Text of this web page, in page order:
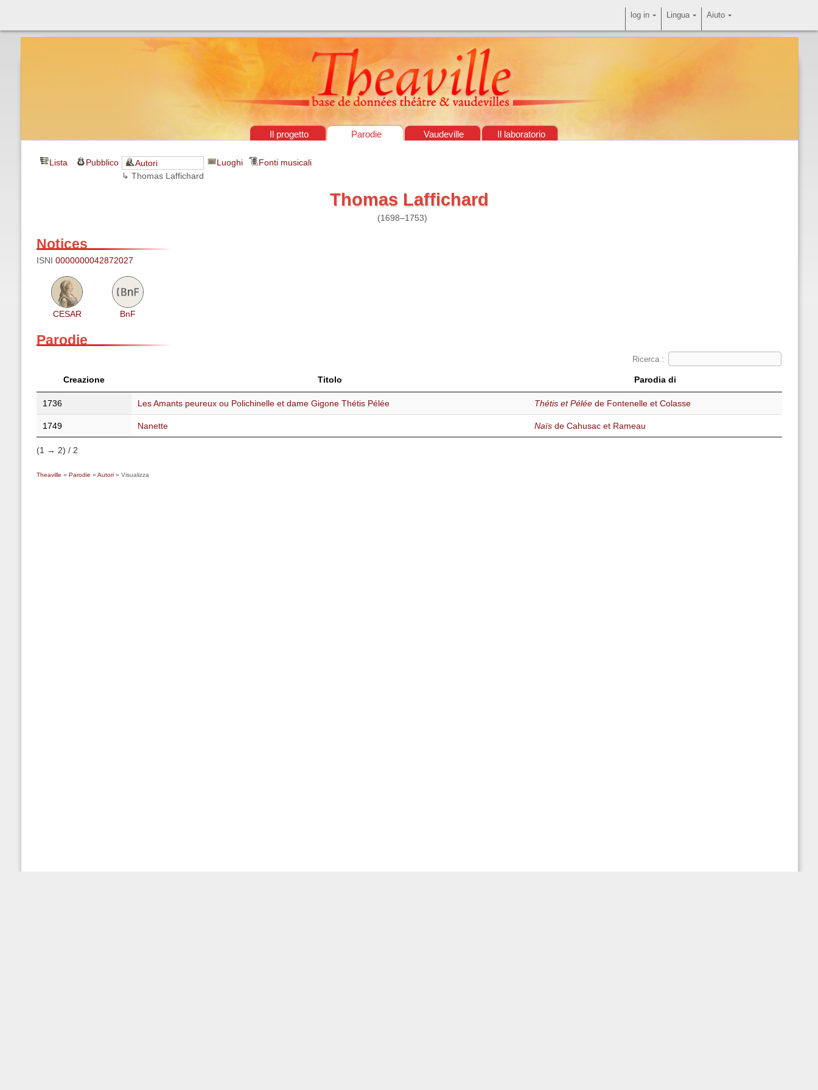
Théâtre & vaudevilles
Il progetto Parodie Vaudeville Il laboratorio
Lista Pubblico
Autori
↳ Thomas Laffichard
Luoghi Fonti musicali
Thomas Laffichard
(1698–1753)
Notices
ISNI0000000042872027
CESAR BnF
Parodie
Ricerca :
Creazione Titolo Parodia di
1736 Les Amants peureux ou Polichinelle et dame Gigone Thétis Pélée Thétis et Pélée de Fontenelle et Colasse
1749 Nanette Naïs de Cahusac et Rameau
(1 → 2) / 2
Theaville »Parodie »Autori » Visualizza
Aiuto
Lingua
log in